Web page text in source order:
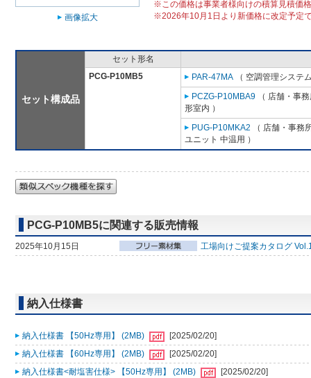
画像拡大
※この価格は事業者様向けの積算見積価
※2026年10月1日より新価格に改定予定
セット構成品
セット形名
PCG-P10MB5
PAR-47MA （ 空調管理システ
PCZG-P10MBA9 （ 店舗・事
形室内 ）
PUG-P10MKA2 （ 店舗・事務
ユニット 中温用 ）
PCG-P10MB5に関連する販売情報
2025年10月15日 工場向けご提案カタログ
納入仕様書
納入仕様書 【50Hz専用】 (2MB)
[2025/02/20]
納入仕様書 【60Hz専用】 (2MB)
[2025/02/20]
納入仕様書<耐塩害仕様> 【50Hz専用】 (2MB)
[2025/02/20]